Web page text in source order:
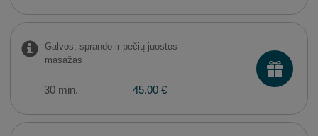
Galvos, sprando ir pečių juostos
masažas
30 min. 45.00 €